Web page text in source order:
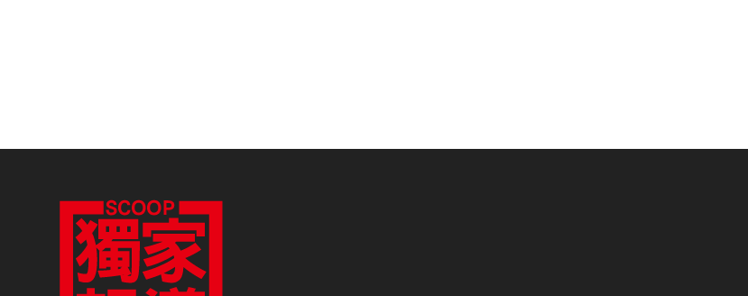
爆料信箱：scooptwed@gmail.com
讀者投書：scooptwre@gmail.com